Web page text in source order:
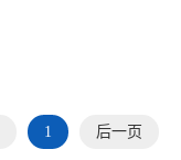
1
后一页